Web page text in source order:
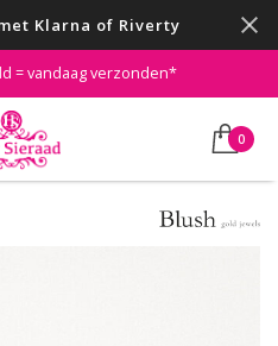
Klarna of Riverty
= vandaag verzonden*
0